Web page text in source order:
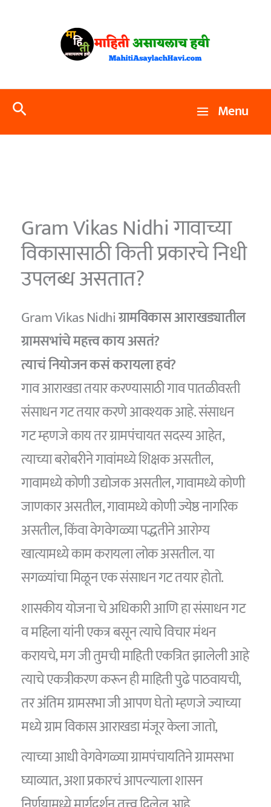
Search Menu
Gram Vikas Nidhi गावाच्या
विकासासाठी किती प्रकारचे निधी
उपलब्ध असतात?
Gram Vikas Nidhiग्रामविकास आराखड्यातील
ग्रामसभांचे महत्त्व काय असतं?
त्याचं नियोजन कसं करायला हवं?
गाव आराखडा तयार करण्यासाठी गाव पातळीवरती
संसाधन गट तयार करणे आवश्यक आहे. संसाधन
गट म्हणजे काय तर ग्रामपंचायत सदस्य आहेत,
त्याच्या बरोबरीने गावांमध्ये शिक्षक असतील,
गावामध्ये कोणी उद्योजक असतील, गावामध्ये कोणी
जाणकार असतील, गावामध्ये कोणी ज्येष्ठ नागरिक
असतील, किंवा वेगवेगळ्या पद्धतीने आरोग्य
खात्यामध्ये काम करायला लोक असतील. या
सगळ्यांचा मिळून एक संसाधन गट तयार होतो.
शासकीय योजना चे अधिकारी आणि हा संसाधन गट
व महिला यांनी एकत्र बसून त्याचे विचार मंथन
करायचे, मग जी तुमची माहिती एकत्रित झालेली आहे
त्याचे एकत्रीकरण करून ही माहिती पुढे पाठवायची,
तर अंतिम ग्रामसभा जी आपण घेतो म्हणजे ज्याच्या
मध्ये ग्राम विकास आराखडा मंजूर केला जातो,
त्याच्या आधी वेगवेगळ्या ग्रामपंचायतिने ग्रामसभा
घ्याव्यात, अशा प्रकारचं आपल्याला शासन